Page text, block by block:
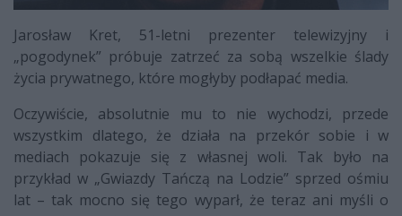
Jarosław Kret, 51-letni prezenter telewizyjny i
„pogodynek” próbuje zatrzeć za sobą wszelkie ślady
życia prywatnego, które mogłyby podłapać media.
Oczywiście, absolutnie mu to nie wychodzi, przede
wszystkim dlatego, że działa na przekór sobie i w
mediach pokazuje się z własnej woli. Tak było na
przykład w „Gwiazdy Tańczą na Lodzie” sprzed ośmiu
lat – tak mocno się tego wyparł, że teraz ani myśli o